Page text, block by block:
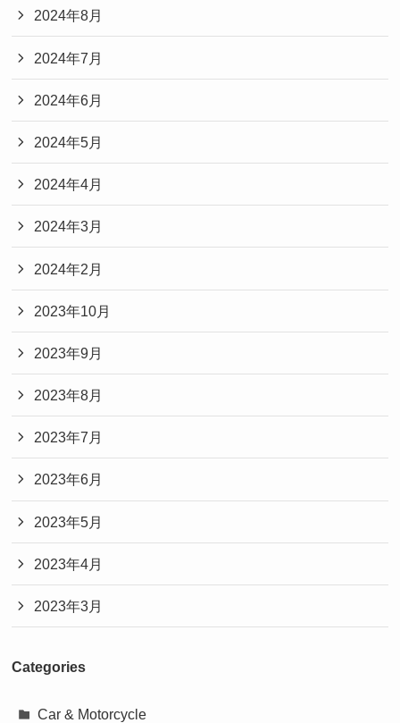
2024年8月
2024年7月
2024年6月
2024年5月
2024年4月
2024年3月
2024年2月
2023年10月
2023年9月
2023年8月
2023年7月
2023年6月
2023年5月
2023年4月
2023年3月
Categories
Car & Motorcycle